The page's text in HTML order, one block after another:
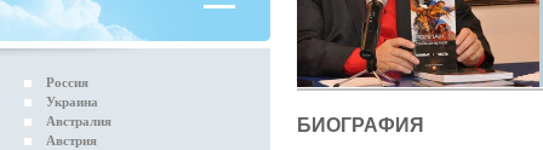
Россия
Украина
Австралия
Австрия
БИОГРАФИЯ